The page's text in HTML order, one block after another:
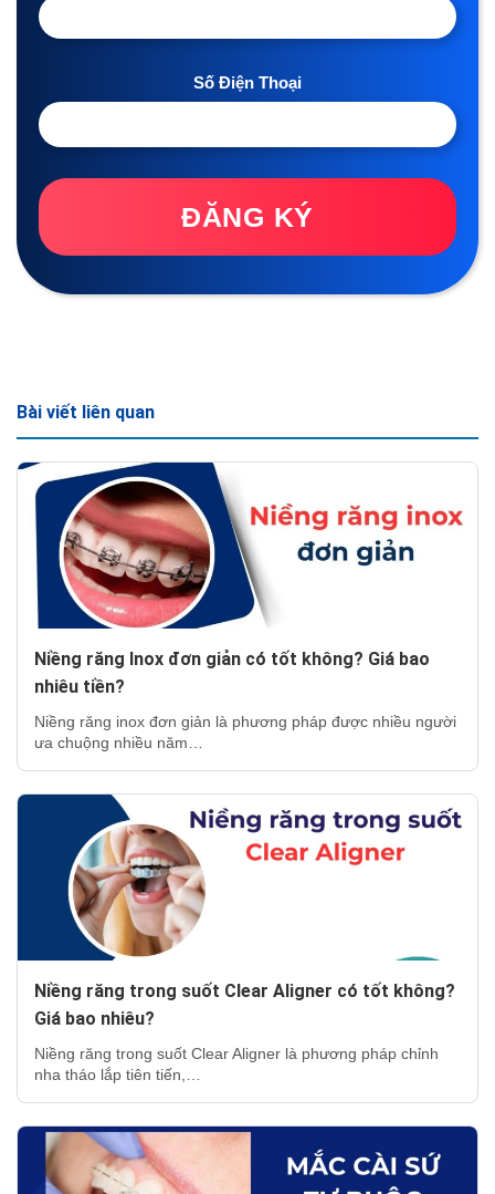
Số Điện Thoại
ĐĂNG KÝ
Bài viết liên quan
Niềng răng Inox đơn giản có tốt không? Giá bao
nhiêu tiền?
Niềng răng inox đơn giản là phương pháp được nhiều người
ưa chuộng nhiều năm…
Niềng răng trong suốt Clear Aligner có tốt không?
Giá bao nhiêu?
Niềng răng trong suốt Clear Aligner là phương pháp chỉnh
nha tháo lắp tiên tiến,…